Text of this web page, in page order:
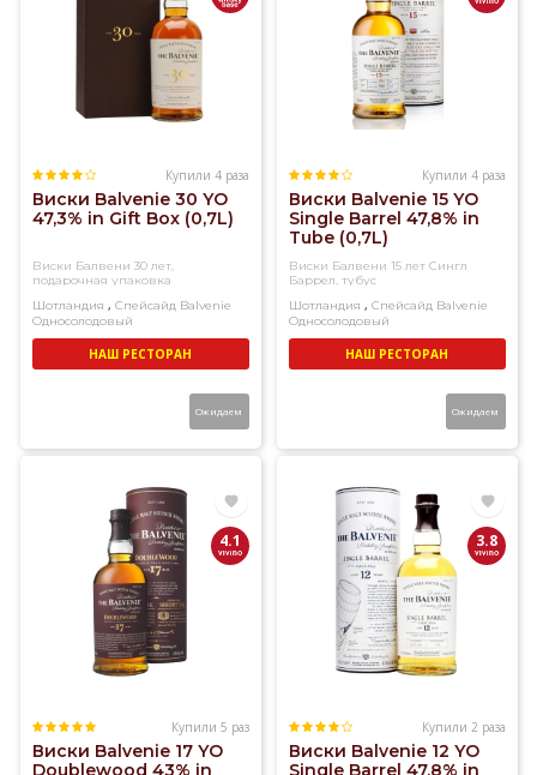
Купили 4 раза
Виски Balvenie 30 YO
47,3% in Gift Box (0,7L)
Виски Балвени 30 лет,
подарочная упаковка
Шотландия , Спейсайд Balvenie
Односолодовый
НАШ РЕСТОРАН
Ожидаем
Купили 4 раза
Виски Balvenie 15 YO
Single Barrel 47,8% in
Tube (0,7L)
Виски Балвени 15 лет Сингл
Баррел, тубус
Шотландия , Спейсайд Balvenie
Односолодовый
НАШ РЕСТОРАН
Ожидаем
4.1
Купили 5 раз
Виски Balvenie 17 YO
Doublewood 43% in
3.8
Купили 2 раза
Виски Balvenie 12 YO
Single Barrel 47,8% in